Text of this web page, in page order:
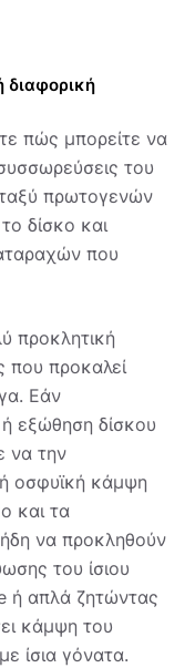
διαφορική
πώς μπορείτε να
του
πρωτογενών
δίσκο και
που
προκλητική
που προκαλεί
Εάν
εξώθηση δίσκου
να την
οσφυϊκή κάμψη
και τα
να προκληθούν
του ίσιου
ή απλά ζητώντας
κάμψη του
ίσια γόνατα.